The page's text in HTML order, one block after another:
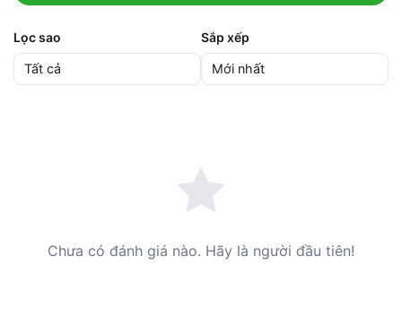
Lọc sao Sắp xếp
Chưa có đánh giá nào. Hãy là người đầu tiên!